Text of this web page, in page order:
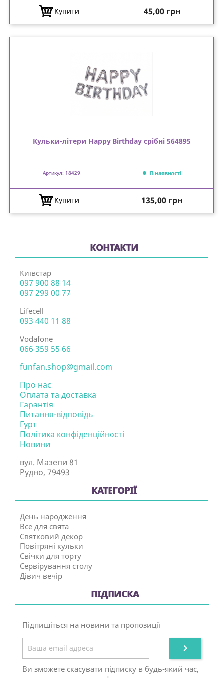
Купити Ціна
45,00 грн
Кульки-літери Happy Birthday срібні 564895
Артикул: 18429 В наявності
Купити Ціна
135,00 грн
КОНТАКТИ
Київстар
097 900 88 14
097 299 00 77
Lifecell
093 440 11 88
Vodafone
066 359 55 66
funfan.shop@gmail.com
Про нас
Оплата та доставка
Гарантія
Питання-відповідь
Гурт
Політика конфіденційності
Новини
вул. Мазепи 81
Рудно, 79493
КАТЕГОРІЇ
День народження
Все для свята
Святковий декор
Повітряні кульки
Свічки для торту
Сервірування столу
Дівич вечір
ПІДПИСКА
Підпишіться на новини та пропозиції

Ви зможете скасувати підписку в будь-який час,